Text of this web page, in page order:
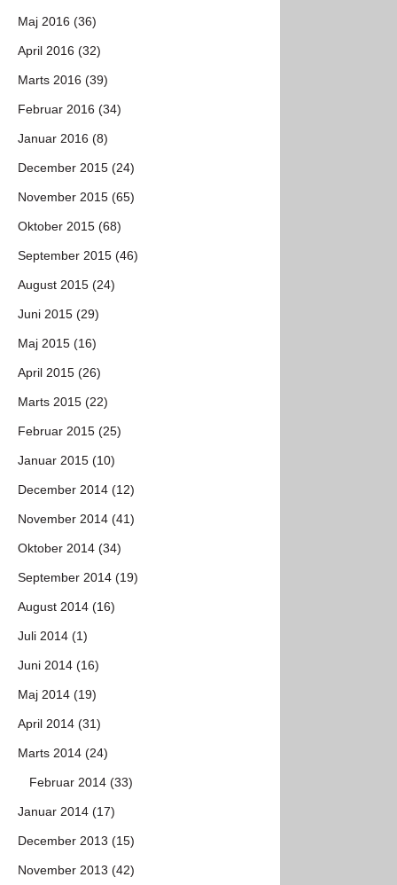
Maj 2016 (36)
April 2016 (32)
Marts 2016 (39)
Februar 2016 (34)
Januar 2016 (8)
December 2015 (24)
November 2015 (65)
Oktober 2015 (68)
September 2015 (46)
August 2015 (24)
Juni 2015 (29)
Maj 2015 (16)
April 2015 (26)
Marts 2015 (22)
Februar 2015 (25)
Januar 2015 (10)
December 2014 (12)
November 2014 (41)
Oktober 2014 (34)
September 2014 (19)
August 2014 (16)
Juli 2014 (1)
Juni 2014 (16)
Maj 2014 (19)
April 2014 (31)
Marts 2014 (24)
Februar 2014 (33)
Januar 2014 (17)
December 2013 (15)
November 2013 (42)